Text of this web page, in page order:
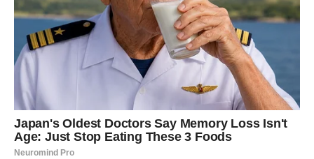
LAV
Vikend ti vraća samopouzdanje. Subota može doneti
situaciju u kojoj si u centru pažnje – ali pazi da ne
dominiraš previše.
U ljubavi – strast i magnetizam su naglašeni. Slobodni
Lavovi mogu doživeti neočekivani flert.